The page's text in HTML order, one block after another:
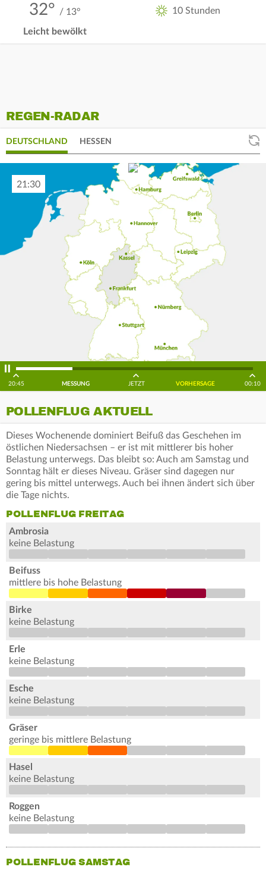
32° / 13°
Leicht bewölkt
10 Stunden
REGEN-RADAR
DEUTSCHLAND HESSEN
21:40
20:45 MESSUNG JETZT VORHERSAGE 00:10
POLLENFLUG AKTUELL
Dieses Wochenende dominiert Beifuß das Geschehen im
östlichen Niedersachsen – er ist mit mittlerer bis hoher
Belastung unterwegs. Das bleibt so: Auch am Samstag und
Sonntag hält er dieses Niveau. Gräser sind dagegen nur
gering bis mittel unterwegs. Auch bei ihnen ändert sich über
die Tage nichts.
POLLENFLUG FREITAG
Ambrosia
keine Belastung
Beifuss
mittlere bis hohe Belastung
Birke
keine Belastung
Erle
keine Belastung
Esche
keine Belastung
Gräser
geringe bis mittlere Belastung
Hasel
keine Belastung
Roggen
keine Belastung
POLLENFLUG SAMSTAG